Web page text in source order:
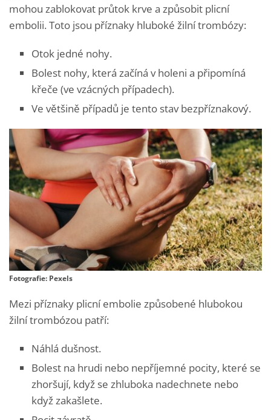
mohou zablokovat průtok krve a způsobit plicní
embolii. Toto jsou příznaky hluboké žilní trombózy:
Otok jedné nohy.
Bolest nohy, která začíná v holeni a připomíná
křeče (ve vzácných případech).
Ve většině případů je tento stav bezpříznakový.
Fotografie: Pexels
Mezi příznaky plicní embolie způsobené hlubokou
žilní trombózou patří:
Náhlá dušnost.
Bolest na hrudi nebo nepříjemné pocity, které se
zhoršují, když se zhluboka nadechnete nebo
když zakašlete.